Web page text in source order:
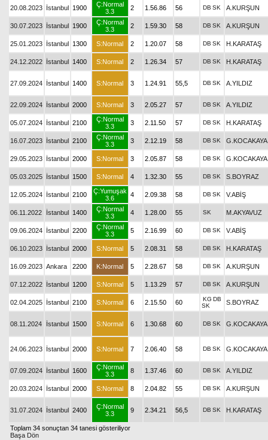
20.08.2023 İstanbul 1900
Ç:Normal
3.3
2 1.56.86 56 DB SK A.KURŞUN
30.07.2023 İstanbul 1900
Ç:Normal
3.3
2 1.59.30 58 DB SK A.KURŞUN
25.01.2023 İstanbul 1300 S:Normal 2 1.20.07 58 DB SK H.KARATAŞ
24.12.2022 İstanbul 1400 S:Normal 2 1.26.34 57 DB SK H.KARATAŞ
27.09.2024 İstanbul 1400 S:Normal 3 1.24.91 55,5 DB SK A.YILDIZ
22.09.2024 İstanbul 2000 S:Normal 3 2.05.27 57 DB SK A.YILDIZ
05.07.2024 İstanbul 2100
Ç:Normal
3.3
3 2.11.50 57 DB SK H.KARATAŞ
16.07.2023 İstanbul 2100
Ç:Normal
3.3
3 2.12.19 58 DB SK G.KOCAKAYA
29.05.2023 İstanbul 2000 S:Normal 3 2.05.87 58 DB SK G.KOCAKAYA
05.03.2025 İstanbul 1500 S:Normal 4 1.32.30 55 DB SK S.BOYRAZ
12.05.2024 İstanbul 2100
Ç:Yumuşak
3.6
4 2.09.38 58 DB SK V.ABİŞ
06.11.2022 İstanbul 1400
Ç:Normal
3.3
4 1.28.00 55 SK M.AKYAVUZ
09.06.2024 İstanbul 2200
Ç:Normal
3.3
5 2.16.99 60 DB SK V.ABİŞ
06.10.2023 İstanbul 2000 S:Normal 5 2.08.31 58 DB SK H.KARATAŞ
16.09.2023 Ankara 2200 K:Normal 5 2.28.67 58 DB SK A.KURŞUN
07.12.2022 İstanbul 1200 S:Normal 5 1.13.29 57 DB SK A.KURŞUN
02.04.2025 İstanbul 2100 S:Normal 6 2.15.50 60 KG DB
SK
S.BOYRAZ
08.11.2024 İstanbul 1500 S:Normal 6 1.30.68 60 DB SK G.KOCAKAYA
24.06.2023 İstanbul 2000 S:Normal 7 2.06.40 58 DB SK G.KOCAKAYA
07.09.2024 İstanbul 1600
Ç:Normal
3.3
8 1.37.46 60 DB SK A.YILDIZ
20.03.2024 İstanbul 2000 S:Normal 8 2.04.82 55 DB SK A.KURŞUN
31.07.2024 İstanbul 2400
Ç:Normal
3.3
9 2.34.21 56,5 DB SK H.KARATAŞ
Toplam 34 sonuçtan 34 tanesi gösteriliyor
Başa Dön